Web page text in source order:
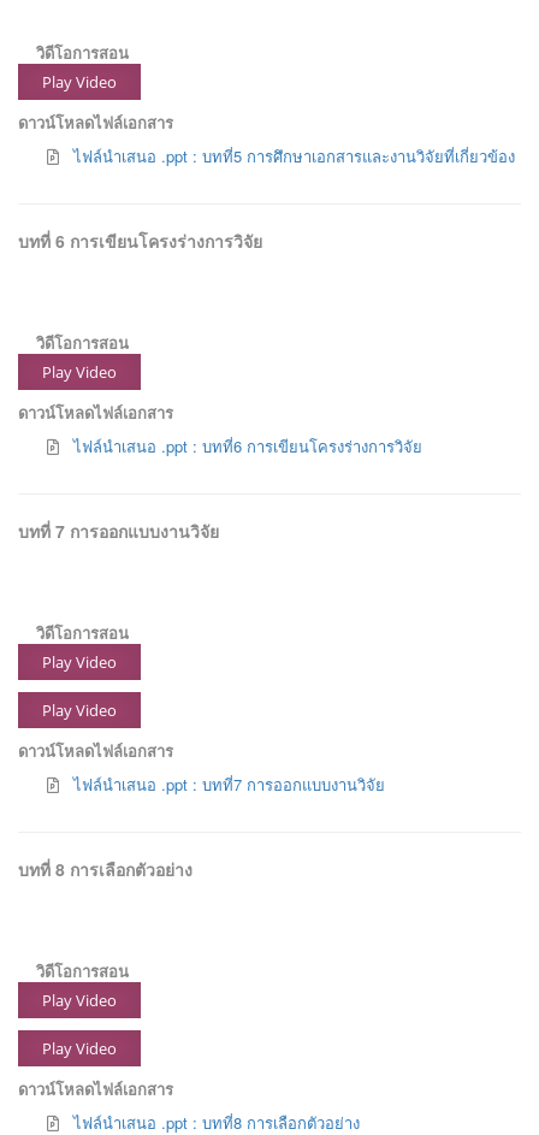
วิดีโอการสอน
Play Video
ดาวน์โหลดไฟล์เอกสาร
ไฟล์นำเสนอ .ppt : บทที่5 การศึกษาเอกสารและงานวิจัยที่เกี่ยวข้อง
บทที่ 6 การเขียนโครงร่างการวิจัย
วิดีโอการสอน
Play Video
ดาวน์โหลดไฟล์เอกสาร
ไฟล์นำเสนอ .ppt : บทที่6 การเขียนโครงร่างการวิจัย
บทที่ 7 การออกแบบงานวิจัย
วิดีโอการสอน
Play Video
Play Video
ดาวน์โหลดไฟล์เอกสาร
ไฟล์นำเสนอ .ppt : บทที่7 การออกแบบงานวิจัย
บทที่ 8 การเลือกตัวอย่าง
วิดีโอการสอน
Play Video
Play Video
ดาวน์โหลดไฟล์เอกสาร
ไฟล์นำเสนอ .ppt : บทที่8 การเลือกตัวอย่าง